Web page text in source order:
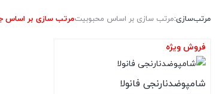
مرتب‌سازی:مرتب سازی بر اساس محبوبیتمرتب سازی بر اساس
فروش ویژه
شامپوضدنارنجی فانولا